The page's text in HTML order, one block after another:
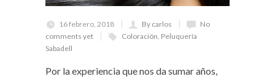
16 febrero, 2018 By carlos
No
comments yet
Coloración Peluquería
Sabadell
Por la experiencia que nos da sumar años,